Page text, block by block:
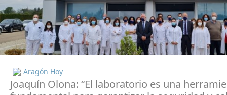
Aragón Hoy
Joaquín Olona: “El laboratorio es una